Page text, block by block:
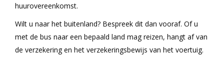
huurovereenkomst.
Wilt u naar het buitenland? Bespreek dit dan vooraf. Of u
met de bus naar een bepaald land mag reizen, hangt af van
de verzekering en het verzekeringsbewijs van het voertuig.